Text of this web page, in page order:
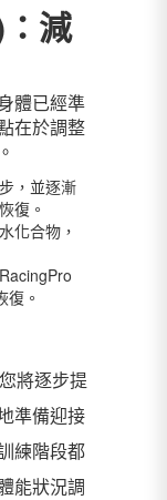
減
體已經準
在於調整
，並逐漸
復。
化合物，
復。
將逐步提
準備迎接
練階段都
能狀況調